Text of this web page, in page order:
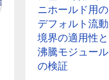
ニホールド用の
デフォルト流動
境界の適用性と
沸騰モジュール
の検証